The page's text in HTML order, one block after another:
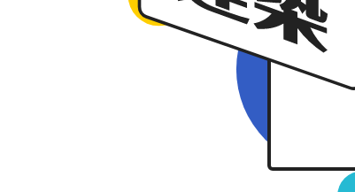
03 MAR 2024
星間のオアシス